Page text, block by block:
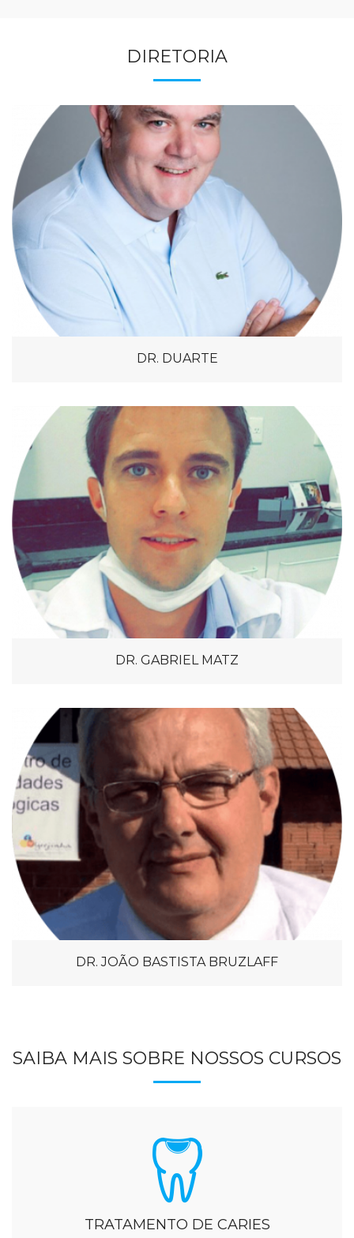
DIRETORIA
DR. DUARTE
DR. GABRIEL MATZ
DR. JOÃO BASTISTA BRUZLAFF
SAIBA MAIS SOBRE NOSSOS CURSOS
TRATAMENTO DE CARIES